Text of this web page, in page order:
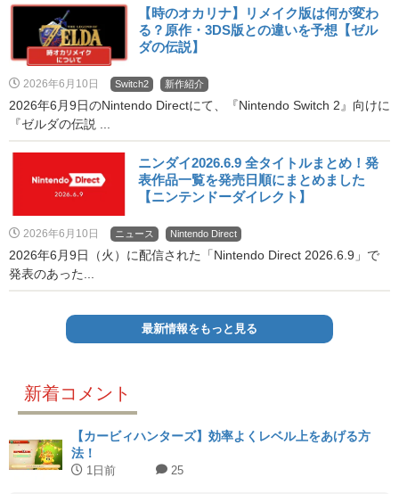
【時のオカリナ】リメイク版は何が変わ
る？原作・3DS版との違いを予想【ゼル
ダの伝説】
2026年6月10日 Switch2 新作紹介
2026年6月9日のNintendo Directにて、『Nintendo Switch 2』向けに
『ゼルダの伝説 ...
ニンダイ2026.6.9 全タイトルまとめ！発
表作品一覧を発売日順にまとめました
【ニンテンドーダイレクト】
2026年6月10日 ニュース Nintendo Direct
2026年6月9日（火）に配信された「Nintendo Direct 2026.6.9」で
発表のあった...
最新情報をもっと見る
新着コメント
【カービィハンターズ】効率よくレベル上をあげる方
法！
1日前 25